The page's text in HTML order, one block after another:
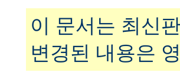
이 문서는 최신
변경된 내용은